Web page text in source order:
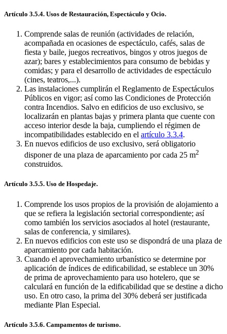
Artículo 3.5.4. Usos de Restauración, Espectáculo y Ocio.
Comprende salas de reunión (actividades de relación,
acompañada en ocasiones de espectáculo, cafés, salas de
fiesta y baile, juegos recreativos, bingos y otros juegos de
azar); bares y establecimientos para consumo de bebidas y
comidas; y para el desarrollo de actividades de espectáculo
(cines, teatros,...).
Las instalaciones cumplirán el Reglamento de Espectáculos
Públicos en vigor; así como las Condiciones de Protección
contra Incendios. Salvo en edificios de uso exclusivo, se
localizarán en plantas bajas y primera planta que cuente con
acceso interior desde la baja, cumpliendo el régimen de
incompatibilidades establecido en el artículo 3.3.4.
En nuevos edificios de uso exclusivo, será obligatorio
disponer de una plaza de aparcamiento por cada 25 m2
construidos.
Artículo 3.5.5. Uso de Hospedaje.
Comprende los usos propios de la provisión de alojamiento a
que se refiera la legislación sectorial correspondiente; así
como también los servicios asociados al hotel (restaurante,
salas de conferencia, y similares).
En nuevos edificios con este uso se dispondrá de una plaza de
aparcamiento por cada habitación.
Cuando el aprovechamiento urbanístico se determine por
aplicación de índices de edificabilidad, se establece un 30%
de prima de aprovechamiento para uso hotelero, que se
calculará en función de la edificabilidad que se destine a dicho
uso. En otro caso, la prima del 30% deberá ser justificada
mediante Plan Especial.
Artículo 3.5.6. Campamentos de turismo.